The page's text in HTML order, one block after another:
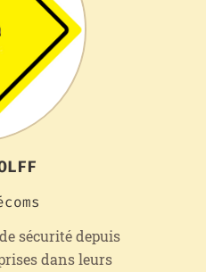
sécurité depuis
dans leurs